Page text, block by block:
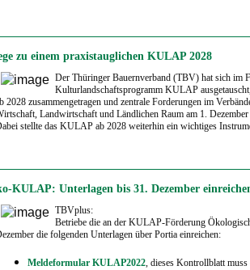
zu einem praxistauglichen KULAP 2028
Der Thüringer Bauernverband (TBV) hat sich im
Kulturlandschaftsprogramm KULAP
2028 zusammengetragen und zentrale Forderungen im
Landwirtschaft und Ländlichen Raum am 1.
stellte das KULAP ab 2028 weiterhin ein wichtiges
KULAP: Unterlagen bis 31. Dezember
TBVplus:
Betriebe die an der KULAP-Förderung
die folgenden Unterlagen über Portia einreichen:
Meldeformular KULAP2022, dieses Kontrollblatt